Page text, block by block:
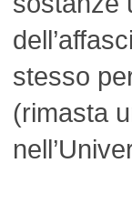
stesso
(rimasta